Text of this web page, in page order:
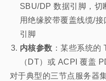
SBU/DP 数据引脚，切
用绝缘胶带覆盖线缆/
引脚
内核参数 ：某些系统
（DT）或 ACPI 覆盖
对于典型的三节点服务器